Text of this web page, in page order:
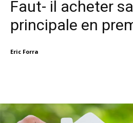
Faut­- il acheter
principale en
Eric Forra